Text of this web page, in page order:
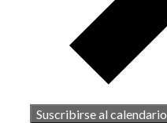
Suscribirse al calendario